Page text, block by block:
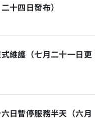
十四日發布）
維護（七月二十一日更
日暫停服務半天（六月